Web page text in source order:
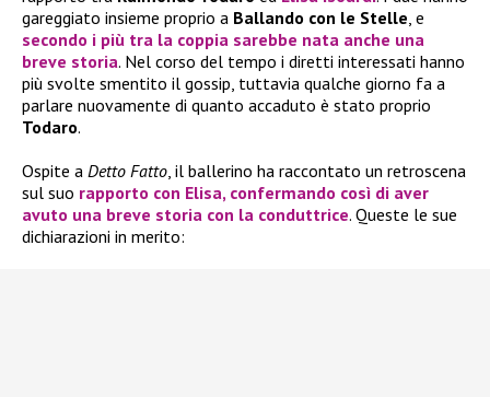
gareggiato insieme proprio a Ballando con le Stelle, e
secondo i più tra la coppia sarebbe nata anche una
breve storia. Nel corso del tempo i diretti interessati hanno
più svolte smentito il gossip, tuttavia qualche giorno fa a
parlare nuovamente di quanto accaduto è stato proprio
Todaro.
Ospite a Detto Fatto, il ballerino ha raccontato un retroscena
sul suo rapporto con Elisa, confermando così di aver
avuto una breve storia con la conduttrice. Queste le sue
dichiarazioni in merito: